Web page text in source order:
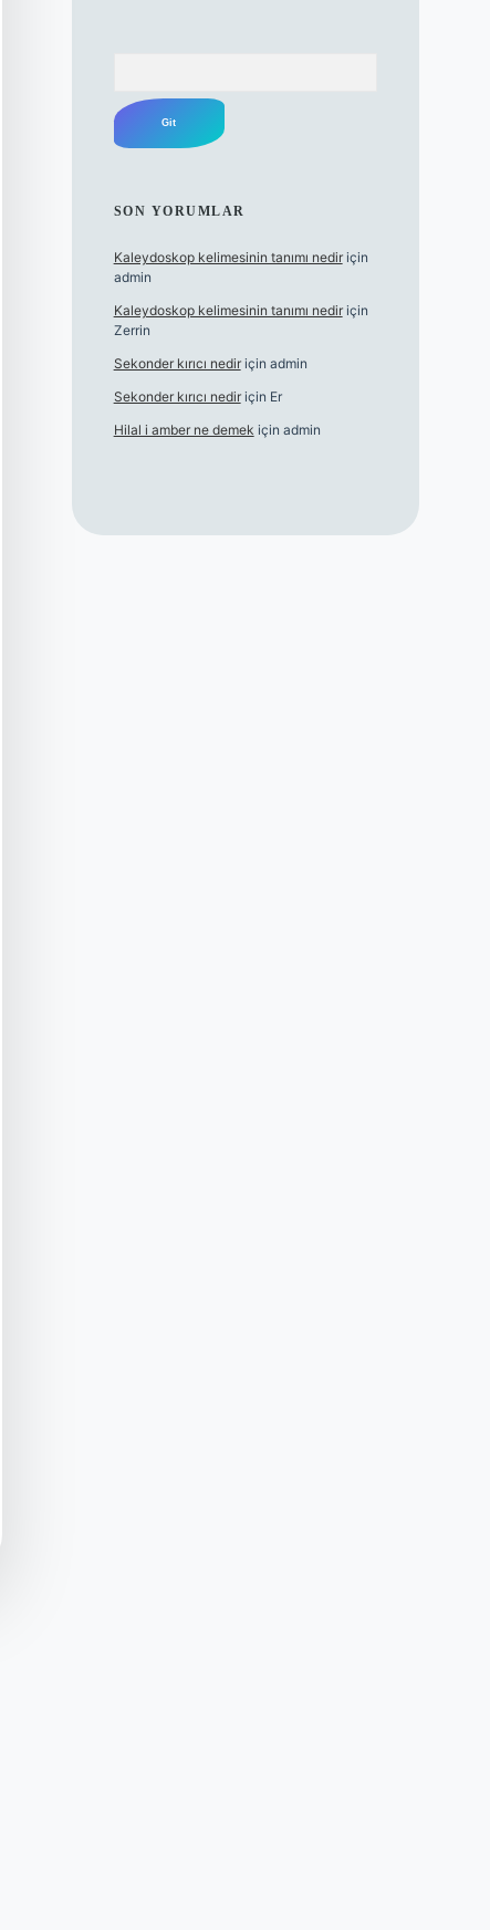
SON YORUMLAR
Kaleydoskop kelimesinin tanımı nediriçin
admin
Kaleydoskop kelimesinin tanımı nediriçin
Zerrin
Sekonder kırıcı nediriçin admin
Sekonder kırıcı nediriçin Er
Hilal i amber ne demek için admin